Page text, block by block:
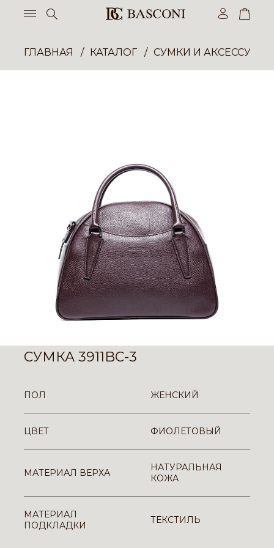
ГЛАВНАЯ КАТАЛОГ СУМКИ И
СУМКА 3911BC-3
ПОЛ ЖЕНСКИЙ
ЦВЕТ ФИОЛЕТОВЫЙ
МАТЕРИАЛ ВЕРХА
НАТУРАЛЬНАЯ
КОЖА
МАТЕРИАЛ
ПОДКЛАДКИ
ТЕКСТИЛЬ